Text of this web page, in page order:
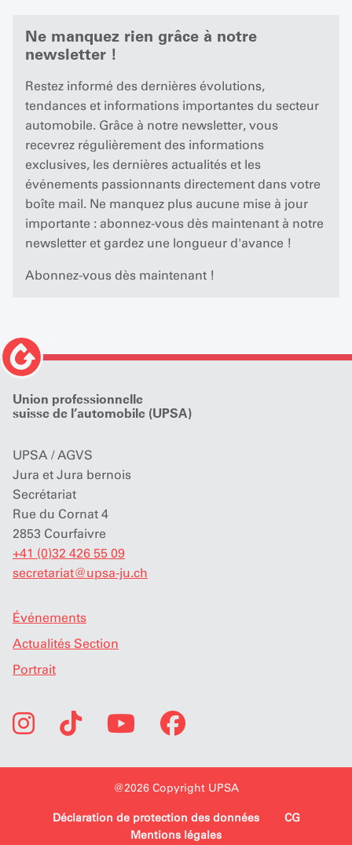
Ne manquez rien grâce à notre
newsletter !
Restez informé des dernières évolutions,
tendances et informations importantes du secteur
automobile. Grâce à notre newsletter, vous
recevrez régulièrement des informations
exclusives, les dernières actualités et les
événements passionnants directement dans votre
boîte mail. Ne manquez plus aucune mise à jour
importante : abonnez-vous dès maintenant à notre
newsletter et gardez une longueur d'avance !
Abonnez-vous dès maintenant !
Union professionnelle
suisse de l’automobile (UPSA)
UPSA / AGVS
Jura et Jura bernois
Secrétariat
Rue du Cornat 4
2853 Courfaivre
+41 (0)32 426 55 09
secretariat@upsa-ju.ch
Événements
Actualités Section
Portrait
@2026 Copyright UPSA
Déclaration de protection des données
CG
Mentions légales